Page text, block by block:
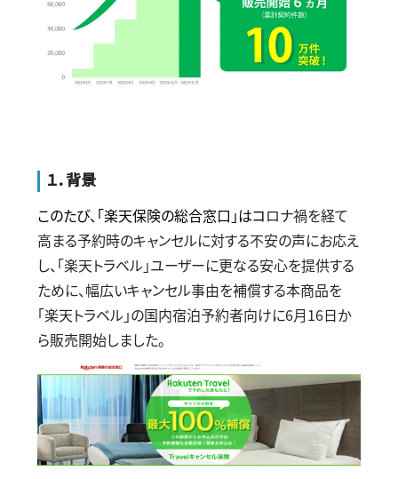
１．背景
このたび、「楽天保険の総合窓口」はコロナ禍を経て
高まる予約時のキャンセルに対する不安の声にお応え
し、「楽天トラベル」ユーザーに更なる安心を提供する
ために、幅広いキャンセル事由を補償する本商品を
「楽天トラベル」の国内宿泊予約者向けに6月16日か
ら販売開始しました。